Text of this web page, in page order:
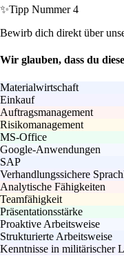
✨Tipp Nummer 4
Bewirb dich direkt über
Wir glauben, dass du
Materialwirtschaft
Einkauf
Auftragsmanagement
Risikomanagement
MS-Office
Google-Anwendungen
SAP
Verhandlungssichere
Analytische Fähigkeiten
Teamfähigkeit
Präsentationsstärke
Proaktive Arbeitsweise
Strukturierte Arbeitsweise
Kenntnisse in militärischer